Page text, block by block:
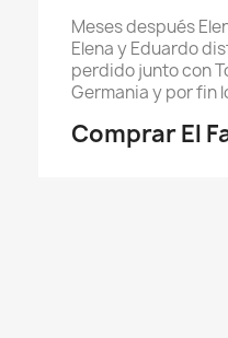
Meses después
Elena y Eduardo
perdido junto con
Germania y por fin
Comprar El